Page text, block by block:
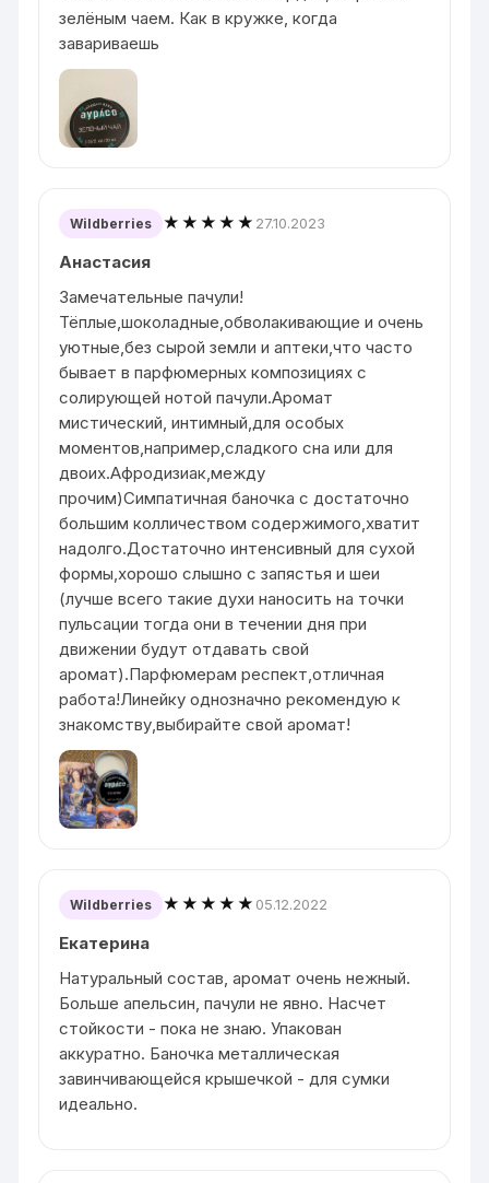
зелёным чаем. Как в кружке, когда
завариваешь
Wildberries ★★★★★ 27.10.2023
Анастасия
Замечательные пачули!
Тёплые,шоколадные,обволакивающие и очень
уютные,без сырой земли и аптеки,что часто
бывает в парфюмерных композициях с
солирующей нотой пачули.Аромат
мистический, интимный,для особых
моментов,например,сладкого сна или для
двоих.Афродизиак,между
прочим)Симпатичная баночка с достаточно
большим колличеством содержимого,хватит
надолго.Достаточно интенсивный для сухой
формы,хорошо слышно с запястья и шеи
(лучше всего такие духи наносить на точки
пульсации тогда они в течении дня при
движении будут отдавать свой
аромат).Парфюмерам респект,отличная
работа!Линейку однозначно рекомендую к
знакомству,выбирайте свой аромат!
Wildberries ★★★★★ 05.12.2022
Екатерина
Натуральный состав, аромат очень нежный.
Больше апельсин, пачули не явно. Насчет
стойкости - пока не знаю. Упакован
аккуратно. Баночка металлическая
завинчивающейся крышечкой - для сумки
идеально.